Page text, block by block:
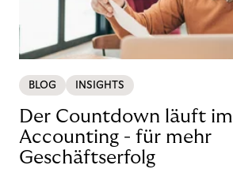
BLOG INSIGHTS
Der Countdown läuft im
Accounting - für mehr
Geschäftserfolg